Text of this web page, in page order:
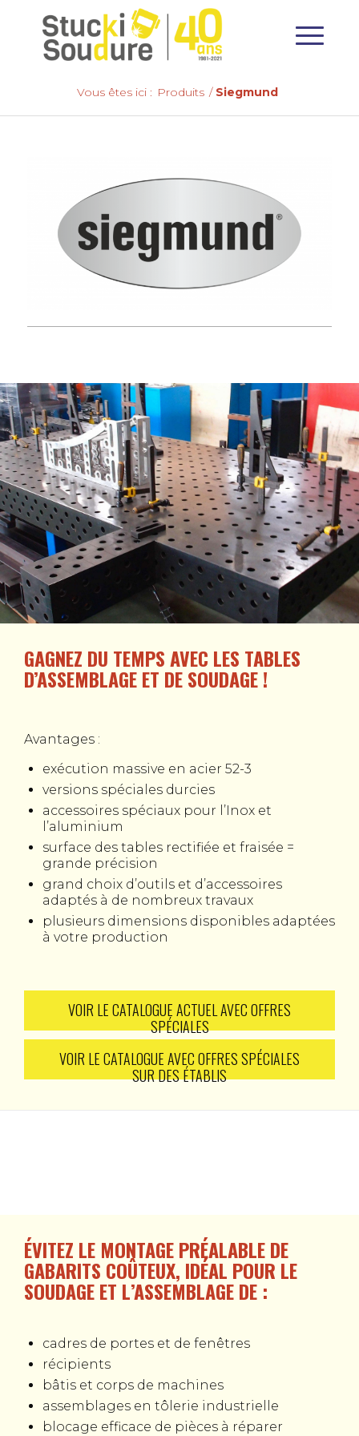
Vous êtes ici : Produits / Siegmund
GAGNEZ DU TEMPS AVEC LES TABLES
D’ASSEMBLAGE ET DE SOUDAGE !
Avantages :
exécution massive en acier 52-3
versions spéciales durcies
accessoires spéciaux pour l’Inox et
l’aluminium
surface des tables rectifiée et fraisée =
grande précision
grand choix d’outils et d’accessoires
adaptés à de nombreux travaux
plusieurs dimensions disponibles adaptées
à votre production
VOIR LE CATALOGUE ACTUEL AVEC OFFRES
SPÉCIALES
VOIR LE CATALOGUE AVEC OFFRES SPÉCIALES
SUR DES ÉTABLIS
ÉVITEZ LE MONTAGE PRÉALABLE DE
GABARITS COÛTEUX, IDÉAL POUR LE
SOUDAGE ET L’ASSEMBLAGE DE :
cadres de portes et de fenêtres
récipients
bâtis et corps de machines
assemblages en tôlerie industrielle
blocage efficace de pièces à réparer